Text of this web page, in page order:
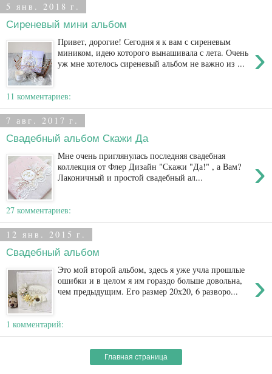
5 янв. 2018 г.
Сиреневый мини альбом
›
Привет, дорогие! Сегодня я к вам с сиреневым
миником, идею которого вынашивала с лета. Очень
уж мне хотелось сиреневый альбом не важно из ...
11 комментариев:
7 авг. 2017 г.
Свадебный альбом Скажи Да
›
Мне очень приглянулась последняя свадебная
коллекция от Флер Дизайн "Скажи "Да!" , а Вам?
Лаконичный и простой свадебный ал...
27 комментариев:
12 янв. 2015 г.
Свадебный альбом
›
Это мой второй альбом, здесь я уже учла прошлые
ошибки и в целом я им гораздо больше довольна,
чем предыдущим. Его размер 20х20, 6 разворо...
1 комментарий:
Главная страница